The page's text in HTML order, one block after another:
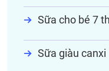
Sữa cho bé 7
Sữa giàu canxi